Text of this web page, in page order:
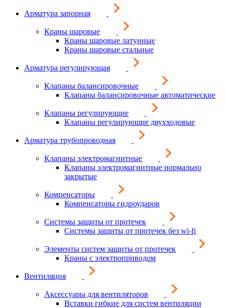
Арматура запорная
Краны шаровые
Краны шаровые латунные
Краны шаровые стальные
Арматура регулирующая
Клапаны балансировочные
Клапаны балансировочные автоматические
Клапаны регулирующие
Клапаны регулирующие двухходовые
Арматура трубопроводная
Клапаны электромагнитные
Клапаны электромагнитные нормально
закрытые
Компенсаторы
Компенсаторы гидроударов
Системы защиты от протечек
Системы защиты от протечек без wi-fi
Элементы систем защиты от протечек
Краны с электроприводом
Вентиляция
Аксессуары для вентиляторов
Вставки гибкие для систем вентиляции